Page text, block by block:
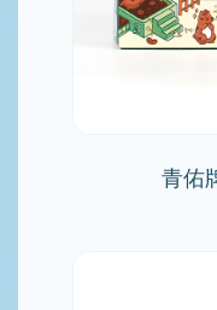
青佑